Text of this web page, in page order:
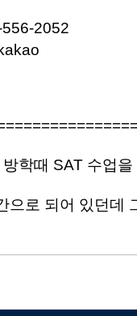
2052
학때 SAT 수업
으로 되어 있던데